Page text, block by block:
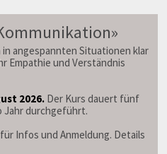
angespannten Situationen klar
Empathie und Verständnis
2026. Der Kurs dauert fünf
Jahr durchgeführt.
Infos und Anmeldung. Details